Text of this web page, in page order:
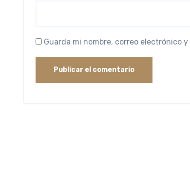
Guarda mi nombre, correo electrónico